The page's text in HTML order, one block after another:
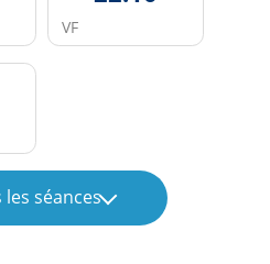
VF
les séances